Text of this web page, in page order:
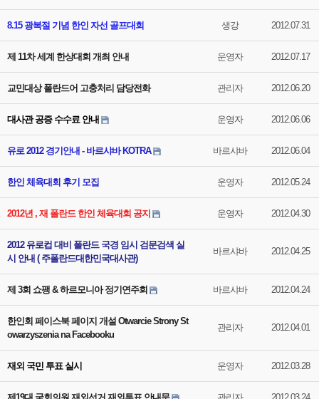
8.15 광복절 기념 한인 자선 골프대회 생강 2012.07.31
제 11차 세계 한상대회 개최 안내 운영자 2012.07.17
교민대상 폴란드어 고충처리 담당전화 관리자 2012.06.20
대사관 공증 수수료 안내 운영자 2012.06.06
유로 2012 경기안내 - 바르샤바 KOTRA 바르샤바 2012.06.04
한인 체육대회 후기 모집 운영자 2012.05.24
2012년 , 재 폴란드 한인 체육대회 공지 운영자 2012.04.30
2012 유로컵 대비 폴란드 국경 임시 검문검색 실
시 안내 ( 주폴란드대한민국대사관)
바르샤바 2012.04.25
제 3회 쇼팽 & 하르모니아 정기연주회 바르샤바 2012.04.24
한인회 페이스북 페이지 개설 Otwarcie Strony St
owarzyszenia na Facebooku
관리자 2012.04.01
재외 국민 투표 실시 운영자 2012.03.28